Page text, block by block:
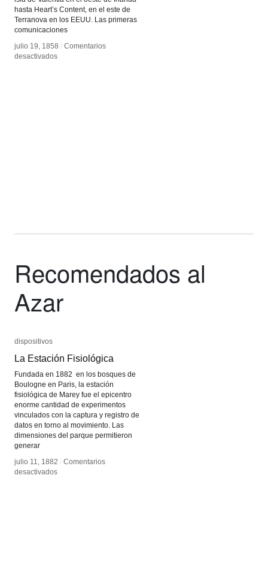
hasta Heart’s Content, en el este de
Terranova en los EEUU. Las primeras
comunicaciones
julio 19, 1858 / Comentarios
desactivadosen
julio 19, 1858 / Comentarios
desactivadosen
Recomendados al
Azar
dispositivos
La Estación Fisiológica
Fundada en 1882 en los bosques de
Boulogne en Paris, la estación
fisiológica de Marey fue el epicentro
enorme cantidad de experimentos
vinculados con la captura y registro de
datos en torno al movimiento. Las
dimensiones del parque permitieron
generar
julio 11, 1882 / Comentarios
desactivadosen
dispositivos
La Estación Fisiológica
julio 11, 1882 / Comentarios
desactivadosen